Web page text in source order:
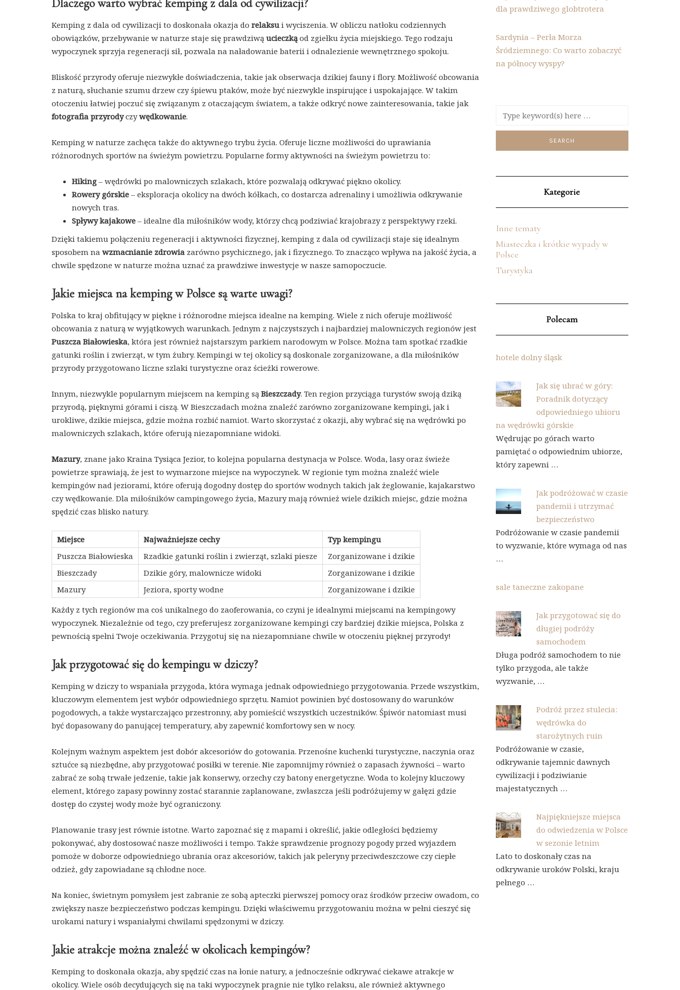
Dlaczego warto wybrać kemping z dala od cywilizacji?
Kemping z dala od cywilizacji to doskonała okazja do relaksu i wyciszenia. W obliczu natłoku codziennych
obowiązków, przebywanie w naturze staje się prawdziwą ucieczkąod zgiełku życia miejskiego. Tego rodzaju
wypoczynek sprzyja regeneracji sił, pozwala na naładowanie baterii i odnalezienie wewnętrznego spokoju.
Bliskość przyrody oferuje niezwykłe doświadczenia, takie jak obserwacja dzikiej fauny i flory. Możliwość obcowania
z naturą, słuchanie szumu drzew czy śpiewu ptaków, może być niezwykle inspirujące i uspokajające. W takim
otoczeniu łatwiej poczuć się związanym z otaczającym światem, a także odkryć nowe zainteresowania, takie jak
fotografia przyrodyczywędkowanie.
Kemping w naturze zachęca także do aktywnego trybu życia. Oferuje liczne możliwości do uprawiania
różnorodnych sportów na świeżym powietrzu. Popularne formy aktywności na świeżym powietrzu to:
Hiking – wędrówki po malowniczych szlakach, które pozwalają odkrywać piękno okolicy.
Rowery górskie – eksploracja okolicy na dwóch kółkach, co dostarcza adrenaliny i umożliwia odkrywanie
nowych tras.
Spływy kajakowe – idealne dla miłośników wody, którzy chcą podziwiać krajobrazy z perspektywy rzeki.
Dzięki takiemu połączeniu regeneracji i aktywności fizycznej, kemping z dala od cywilizacji staje się idealnym
sposobem na wzmacnianie zdrowia zarówno psychicznego, jak i fizycznego. To znacząco wpływa na jakość życia, a
chwile spędzone w naturze można uznać za prawdziwe inwestycje w nasze samopoczucie.
Jakie miejsca na kemping w Polsce są warte uwagi?
Polska to kraj obfitujący w piękne i różnorodne miejsca idealne na kemping. Wiele z nich oferuje możliwość
obcowania z naturą w wyjątkowych warunkach. Jednym z najczystszych i najbardziej malowniczych regionów jest
Puszcza Białowieska, która jest również najstarszym parkiem narodowym w Polsce. Można tam spotkać rzadkie
gatunki roślin i zwierząt, w tym żubry. Kempingi w tej okolicy są doskonale zorganizowane, a dla miłośników
przyrody przygotowano liczne szlaki turystyczne oraz ścieżki rowerowe.
Innym, niezwykle popularnym miejscem na kemping są Bieszczady. Ten region przyciąga turystów swoją dziką
przyrodą, pięknymi górami i ciszą. W Bieszczadach można znaleźć zarówno zorganizowane kempingi, jak i
urokliwe, dzikie miejsca, gdzie można rozbić namiot. Warto skorzystać z okazji, aby wybrać się na wędrówki po
malowniczych szlakach, które oferują niezapomniane widoki.
Mazury, znane jako Kraina Tysiąca Jezior, to kolejna popularna destynacja w Polsce. Woda, lasy oraz świeże
powietrze sprawiają, że jest to wymarzone miejsce na wypoczynek. W regionie tym można znaleźć wiele
kempingów nad jeziorami, które oferują dogodny dostęp do sportów wodnych takich jak żeglowanie, kajakarstwo
czy wędkowanie. Dla miłośników campingowego życia, Mazury mają również wiele dzikich miejsc, gdzie można
spędzić czas blisko natury.
Miejsce Najważniejsze cechy
Typ kempingu
Puszcza Białowieska
Rzadkie gatunki roślin i zwierząt, szlaki piesze
Zorganizowane i dzikie
Bieszczady
Dzikie góry, malownicze widoki
Zorganizowane i dzikie
Mazury
Jeziora, sporty wodne
Zorganizowane i dzikie
Każdy z tych regionów ma coś unikalnego do zaoferowania, co czyni je idealnymi miejscami na kempingowy
wypoczynek. Niezależnie od tego, czy preferujesz zorganizowane kempingi czy bardziej dzikie miejsca, Polska z
pewnością spełni Twoje oczekiwania. Przygotuj się na niezapomniane chwile w otoczeniu pięknej przyrody!
Jak przygotować się do kempingu w dziczy?
Kemping w dziczy to wspaniała przygoda, która wymaga jednak odpowiedniego przygotowania. Przede wszystkim,
kluczowym elementem jest wybór odpowiedniego sprzętu. Namiot powinien być dostosowany do warunków
pogodowych, a także wystarczająco przestronny, aby pomieścić wszystkich uczestników. Śpiwór natomiast musi
być dopasowany do panującej temperatury, aby zapewnić komfortowy sen w nocy.
Kolejnym ważnym aspektem jest dobór akcesoriów do gotowania. Przenośne kuchenki turystyczne, naczynia oraz
sztućce są niezbędne, aby przygotować posiłki w terenie. Nie zapomnijmy również o zapasach żywności – warto
zabrać ze sobą trwałe jedzenie, takie jak konserwy, orzechy czy batony energetyczne. Woda to kolejny kluczowy
element, którego zapasy powinny zostać starannie zaplanowane, zwłaszcza jeśli podróżujemy w gałęzi gdzie
dostęp do czystej wody może być ograniczony.
Planowanie trasy jest równie istotne. Warto zapoznać się z mapami i określić, jakie odległości będziemy
pokonywać, aby dostosować nasze możliwości i tempo. Także sprawdzenie prognozy pogody przed wyjazdem
pomoże w doborze odpowiedniego ubrania oraz akcesoriów, takich jak peleryny przeciwdeszczowe czy ciepłe
odzież, gdy zapowiadane są chłodne noce.
Na koniec, świetnym pomysłem jest zabranie ze sobą apteczki pierwszej pomocy oraz środków przeciw owadom, co
zwiększy nasze bezpieczeństwo podczas kempingu. Dzięki właściwemu przygotowaniu można w pełni cieszyć się
urokami natury i wspaniałymi chwilami spędzonymi w dziczy.
Jakie atrakcje można znaleźć w okolicach kempingów?
Kemping to doskonała okazja, aby spędzić czas na łonie natury, a jednocześnie odkrywać ciekawe atrakcje w
okolicy. Wiele osób decydujących się na taki wypoczynek pragnie nie tylko relaksu, ale również aktywnego
dla prawdziwego globtrotera
Sardynia – Perła Morza
Śródziemnego: Co warto zobaczyć
na północy wyspy?
Kategorie
Inne tematy
Miasteczka i krótkie wypady w
Polsce
Turystyka
Polecam
hotele dolny śląsk
Jak się ubrać w góry:
Poradnik dotyczący
odpowiedniego ubioru
na wędrówki górskie
Wędrując po górach warto
pamiętać o odpowiednim ubiorze,
który zapewni …
Jak podróżować w czasie
pandemii i utrzymać
bezpieczeństwo
Podróżowanie w czasie pandemii
to wyzwanie, które wymaga od nas
…
sale taneczne zakopane
Jak przygotować się do
długiej podróży
samochodem
Długa podróż samochodem to nie
tylko przygoda, ale także
wyzwanie, …
Podróż przez stulecia:
wędrówka do
starożytnych ruin
Podróżowanie w czasie,
odkrywanie tajemnic dawnych
cywilizacji i podziwianie
majestatycznych …
Najpiękniejsze miejsca
do odwiedzenia w Polsce
w sezonie letnim
Lato to doskonały czas na
odkrywanie uroków Polski, kraju
pełnego …